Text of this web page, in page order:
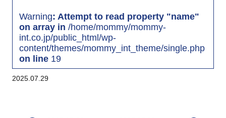
Warning: Attempt to read property "name"
on array in /home/mommy/mommy-
int.co.jp/public_html/wp-
content/themes/mommy_int_theme/single.php
on line 19
2025.07.29